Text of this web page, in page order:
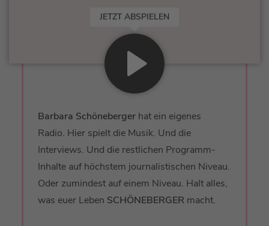
JETZT ABSPIELEN
Barbara Schöneberger hat ein eigenes
Radio. Hier spielt die Musik. Und die
Interviews. Und die restlichen Programm-
Inhalte auf höchstem journalistischen Niveau.
Oder zumindest auf einem Niveau. Halt alles,
was euer Leben SCHÖNEBERGER macht.